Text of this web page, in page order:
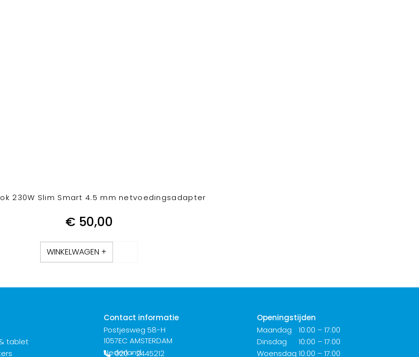
230W Slim Smart 4.5 mm netvoedingsadapter
€ 50,00
WINKELWAGEN +
tablet
Contact informatie
Postjesweg 58-H
1057EC AMSTERDAM
Nederland
020 - 2445212
Openingstijden
Maandag
Dinsdag
Woensdag
10:00 – 17:00
10:00 – 17:00
10:00 – 17:00